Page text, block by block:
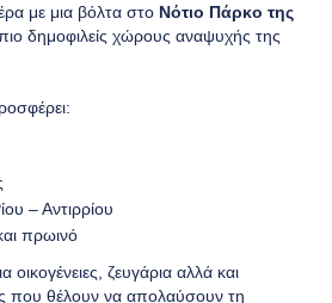
με μια βόλτα στο Νότιο Πάρκο της
δημοφιλείς χώρους αναψυχής της
– Αντιρρίου
πρωινό
οικογένειες, ζευγάρια αλλά και
που θέλουν να απολαύσουν τη